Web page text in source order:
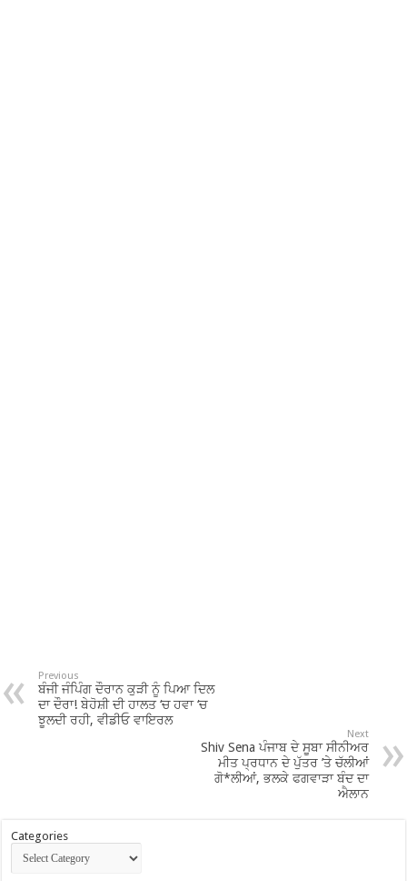
Previous
ਬੰਜੀ ਜੰਪਿੰਗ ਦੌਰਾਨ ਕੁੜੀ ਨੂੰ ਪਿਆ ਦਿਲ
ਦਾ ਦੌਰਾ! ਬੇਹੋਸ਼ੀ ਦੀ ਹਾਲਤ ‘ਚ ਹਵਾ ‘ਚ
ਝੂਲਦੀ ਰਹੀ, ਵੀਡੀਓ ਵਾਇਰਲ
Next
Shiv Sena ਪੰਜਾਬ ਦੇ ਸੂਬਾ ਸੀਨੀਅਰ
ਮੀਤ ਪ੍ਰਧਾਨ ਦੇ ਪੁੱਤਰ ’ਤੇ ਚੱਲੀਆਂ
ਗੋ*ਲੀਆਂ, ਭਲਕੇ ਫਗਵਾੜਾ ਬੰਦ ਦਾ
ਐਲਾਨ
Categories